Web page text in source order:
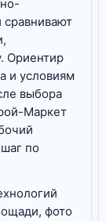
сравнивают
Ориентир
и условиям
выбора
Маркет
по
фото